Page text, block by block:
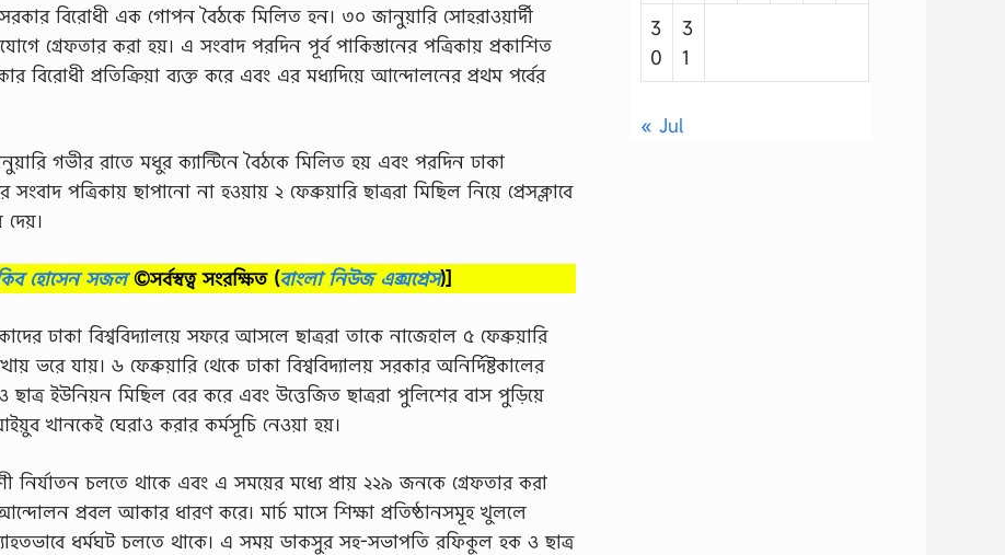
বিরােধী এক গােপন বৈঠকে মিলিত হন। ৩০ জানুয়ারি সােহরাওয়ার্দী
গ্রেফতার করা হয়। এ সংবাদ পরদিন পূর্ব পাকিস্তানের পত্রিকায় প্রকাশিত
বিরােধী প্রতিক্রিয়া ব্যক্ত করে এবং এর মধ্যদিয়ে আন্দোলনের প্রথম পর্বের
গভীর রাতে মধুর ক্যান্টিনে বৈঠকে মিলিত হয় এবং পরদিন ঢাকা
সংবাদ পত্রিকায় ছাপানাে না হওয়ায় ২ ফেব্রুয়ারি ছাত্ররা মিছিল নিয়ে প্রেসক্লাবে
হোসেন সজল©সর্বস্বত্ব সংরক্ষিত (বাংলা নিউজ এক্সপ্রেস)]
ঢাকা বিশ্ববিদ্যালয়ে সফরে আসলে ছাত্ররা তাকে নাজেহাল ৫ ফেব্রুয়ারি
ভরে যায়। ৬ ফেব্রুয়ারি থেকে ঢাকা বিশ্ববিদ্যালয় সরকার অনির্দিষ্টকালের
ছাত্র ইউনিয়ন মিছিল বের করে এবং উত্তেজিত ছাত্ররা পুলিশের বাস পুড়িয়ে
খানকেই ঘেরাও করার কর্মসূচি নেওয়া হয়।
নির্যাতন চলতে থাকে এবং এ সময়ের মধ্যে প্রায় ২২৯ জনকে গ্রেফতার করা
আন্দোলন প্রবল আকার ধারণ করে। মার্চ মাসে শিক্ষা প্রতিষ্ঠানসমূহ খুললে
ধর্মঘট চলতে থাকে। এ সময় ডাকসুর সহ-সভাপতি রফিকুল হক ও ছাত্র
3
0
3
1
« Jul